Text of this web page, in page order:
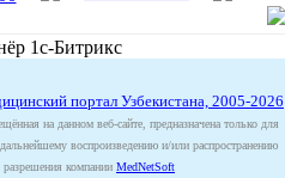
портал Узбекистана, 2005-2026
на данном веб-сайте, предназначена только для
воспроизведению и/или распространению
компании MedNetSoft